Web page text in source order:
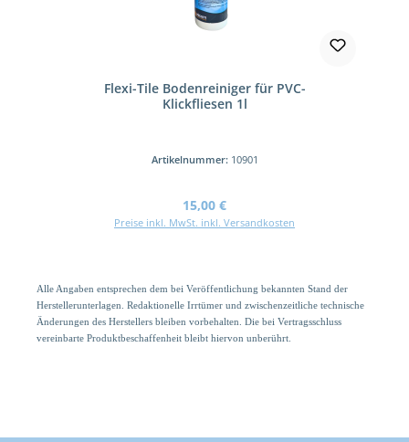
Flexi-Tile Bodenreiniger für PVC-
Klickfliesen 1l
Artikelnummer: 10901
Regulärer Preis:
15,00 €
Preise inkl. MwSt. inkl. Versandkosten
Alle Angaben entsprechen dem bei Veröffentlichung bekannten Stand der
Herstellerunterlagen. Redaktionelle Irrtümer und zwischenzeitliche technische
Änderungen des Herstellers bleiben vorbehalten. Die bei Vertragsschluss
vereinbarte Produktbeschaffenheit bleibt hiervon unberührt.